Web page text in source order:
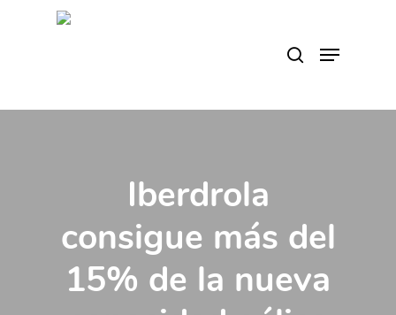
Menu
Iberdrola
consigue más del
15% de la nueva